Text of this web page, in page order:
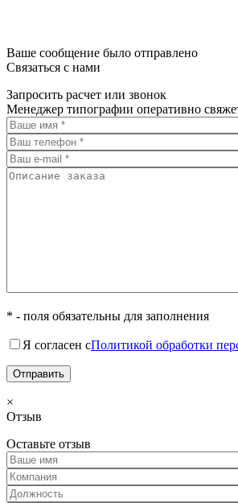
Ваше сообщение было отправлено
Связаться с нами
Запросить расчет или звонок
Менеджер типографии оперативно
* - поля обязательны для заполнения
Я согласен сПолитикой обработки
×
Отзыв
Оставьте отзыв